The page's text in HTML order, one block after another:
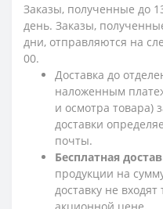
Заказы, полученные до
день. Заказы,
дни, отправляются на
00.
Доставка до
наложенным
и осмотра товара)
доставки
почты.
Бесплатная
продукции на
доставку не